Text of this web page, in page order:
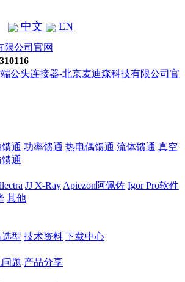
中文 EN
通 功率馈通 热电偶馈通 流体馈通 真空
通
JJ X-Ray Apiezon阿佩佐 Igor Pro软件
其他
型 技术资料 下载中心
题 产品分享